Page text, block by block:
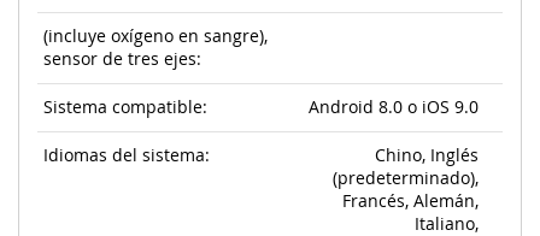
(incluye oxígeno en sangre),
sensor de tres ejes:
Sistema compatible: Android 8.0 o iOS 9.0
Idiomas del sistema:
Chino, Inglés
(predeterminado),
Francés, Alemán,
Italiano,